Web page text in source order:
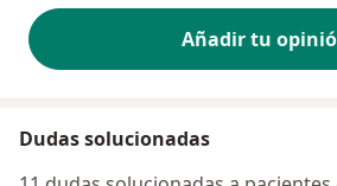
Añadir tu
Dudas solucionadas